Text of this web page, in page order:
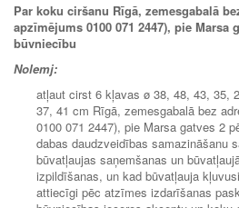
Par koku ciršanu Rīgā, zemesgabalā
apzīmējums 0100 071 2447), pie Marsa
būvniecību
Nolemj:
atļaut cirst 6 kļavas ø 38, 48, 43, 35,
37, 41 cm Rīgā, zemesgabalā bez
0100 071 2447), pie Marsa gatves 2
dabas daudzveidības samazināšanu
būvatļaujas saņemšanas un
izpildīšanas, un kad būvatļauja
attiecīgi pēc atzīmes izdarīšanas